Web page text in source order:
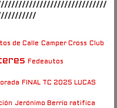
de Calle Camper Cross Club
Fedeautos
FINAL TC 2025 LUCAS
Jerónimo Berrío ratifica